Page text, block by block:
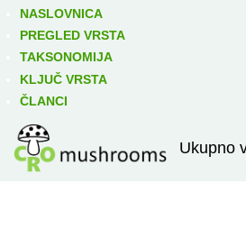
NASLOVNICA
PREGLED VRSTA
TAKSONOMIJA
KLJUČ VRSTA
ČLANCI
Ukupno
Izravno podređene niže